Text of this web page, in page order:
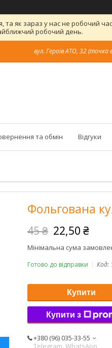
як зараз у нас не робочий
робочий день.
вул. Героїв АТО, 32 (точка
та обмін Відгуки
Фольгована
45 ₴ 22,50 ₴
Мінімальна сума
Готово до відправки Код:
Купити
Купити з
+380 (96) 035-33-55
Telegram, WhatsApp